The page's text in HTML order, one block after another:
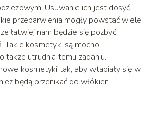
Usuwanie ich jest dosyć
przebarwienia mogły powstać wiele
łatwiej nam będzie się pozbyć
Takie kosmetyki są mocno
także utrudnia temu zadaniu.
kosmetyki tak, aby wtapiały się w
będą przenikać do włókien